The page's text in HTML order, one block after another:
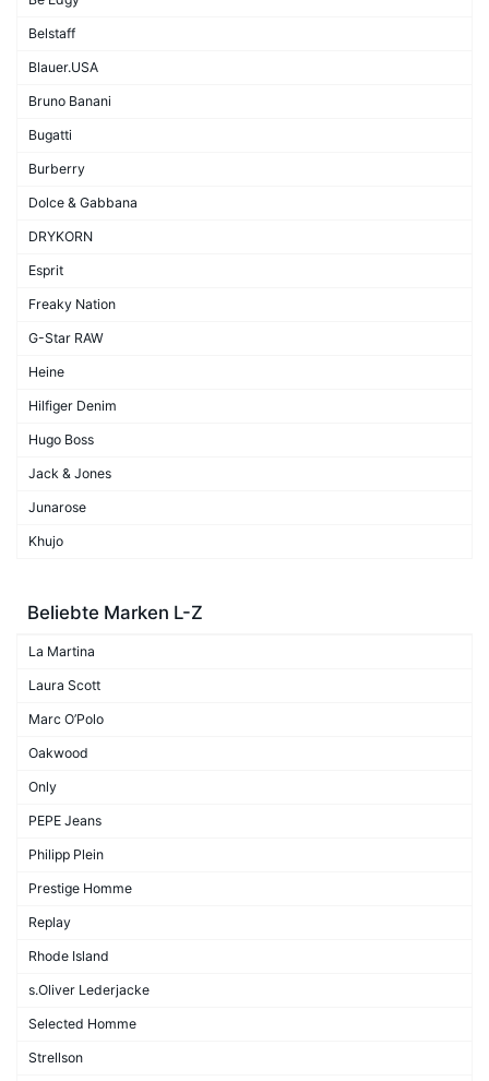
Belstaff
Blauer.USA
Bruno Banani
Bugatti
Burberry
Dolce & Gabbana
DRYKORN
Esprit
Freaky Nation
G-Star RAW
Heine
Hilfiger Denim
Hugo Boss
Jack & Jones
Junarose
Khujo
Beliebte Marken L-Z
La Martina
Laura Scott
Marc O’Polo
Oakwood
Only
PEPE Jeans
Philipp Plein
Prestige Homme
Replay
Rhode Island
s.Oliver Lederjacke
Selected Homme
Strellson